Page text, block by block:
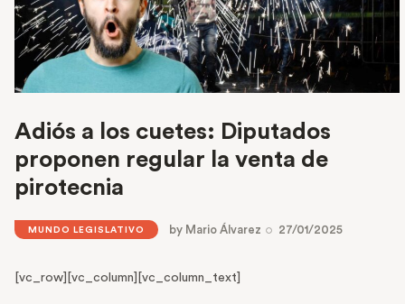
Adiós a los cuetes: Diputados
proponen regular la venta de
pirotecnia
MUNDO LEGISLATIVO by Mario Álvarez 27/01/2025
[vc_row][vc_column][vc_column_text]